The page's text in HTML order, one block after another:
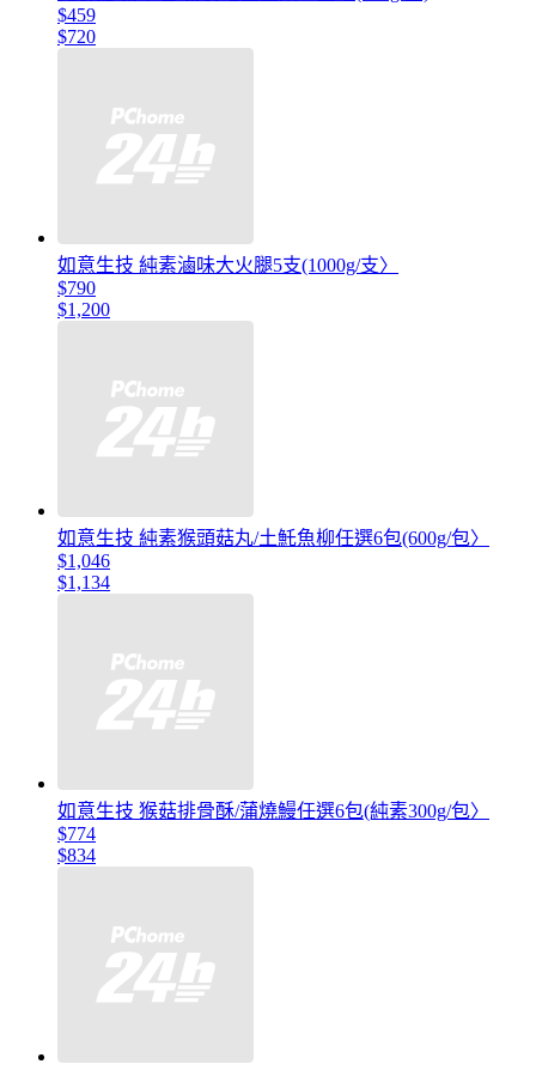
$459
$720
如意生技 純素滷味大火腿5支(1000g/支〉
$790
$1,200
如意生技 純素猴頭菇丸/土魠魚柳任選6包(600g/包〉
$1,046
$1,134
如意生技 猴菇排骨酥/蒲燒鰻任選6包(純素300g/包〉
$774
$834